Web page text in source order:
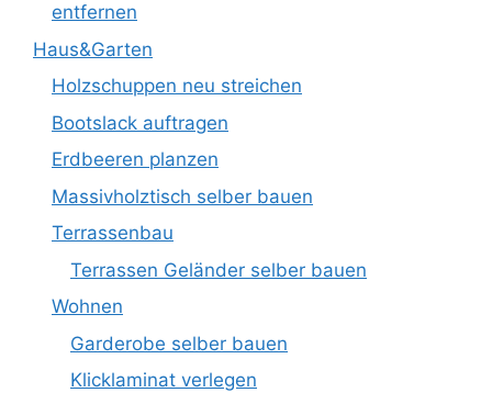
entfernen
Haus&Garten
Holzschuppen neu streichen
Bootslack auftragen
Erdbeeren planzen
Massivholztisch selber bauen
Terrassenbau
Terrassen Geländer selber bauen
Wohnen
Garderobe selber bauen
Klicklaminat verlegen